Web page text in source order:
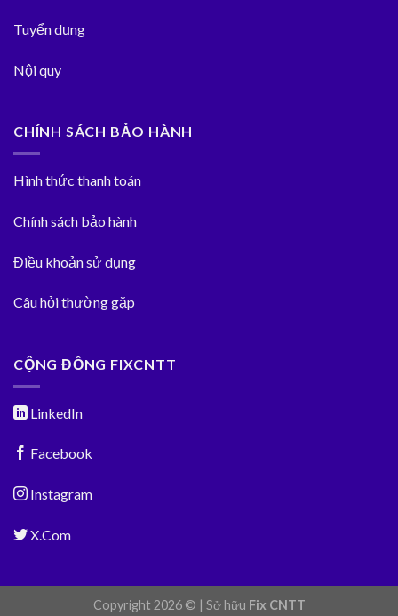
Tuyển dụng
Nội quy
CHÍNH SÁCH BẢO HÀNH
Hình thức thanh toán
Chính sách bảo hành
Điều khoản sử dụng
Câu hỏi thường gặp
CỘNG ĐỒNG FIXCNTT
LinkedIn
Facebook
Instagram
X.Com
Copyright 2026 © | Sở hữu Fix CNTT